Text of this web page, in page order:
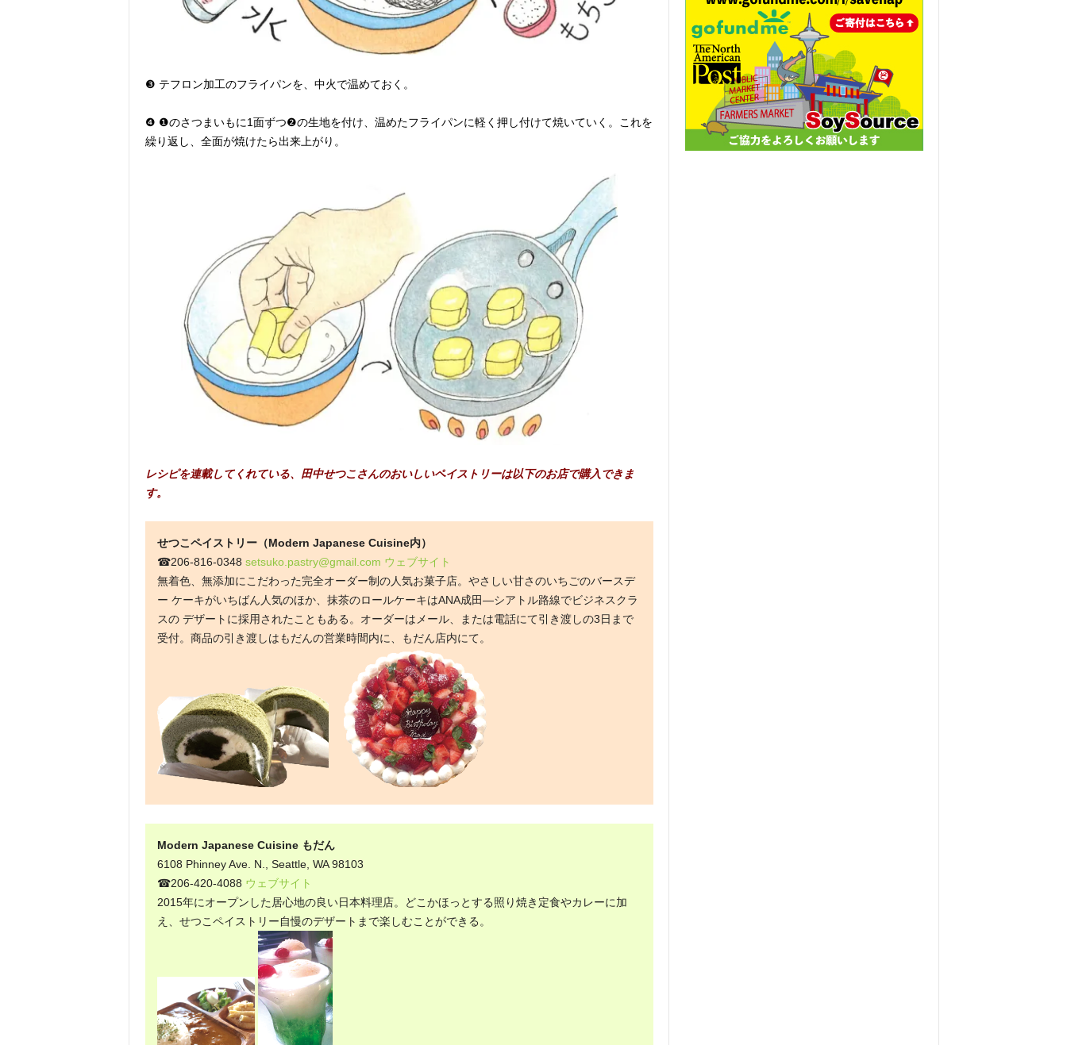
❸ テフロン加工のフライパンを、中火で温めておく。
❹ ❶のさつまいもに1面ずつ❷の生地を付け、温めたフライパンに軽く押し付けて焼いていく。これを
繰り返し、全面が焼けたら出来上がり。
レシピを連載してくれている、田中せつこさんのおいしいペイストリーは以下のお店で購入できま
す。
せつこペイストリー（Modern Japanese Cuisine内）
☎206-816-0348 setsuko.pastry@gmail.com ウェブサイト
無着色、無添加にこだわった完全オーダー制の人気お菓子店。やさしい甘さのいちごのバースデ
ー ケーキがいちばん人気のほか、抹茶のロールケーキはANA成田―シアトル路線でビジネスクラ
スの デザートに採用されたこともある。オーダーはメール、または電話にて引き渡しの3日まで
受付。商品の引き渡しはもだんの営業時間内に、もだん店内にて。
Modern Japanese Cuisine もだん
6108 Phinney Ave. N., Seattle, WA 98103
☎206-420-4088 ウェブサイト
2015年にオープンした居心地の良い日本料理店。どこかほっとする照り焼き定食やカレーに加
え、せつこペイストリー自慢のデザートまで楽しむことができる。